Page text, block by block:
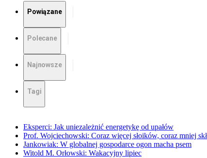
Powiązane
Polecane
Najnowsze
Tagi
Eksperci: Jak uniezależnić energetykę od upałów
Prof. Wojciechowski: Coraz więcej słoików, coraz mniej
Jankowiak: W globalnej gospodarce ogon macha psem
Witold M. Orłowski: Wakacyjny lipiec